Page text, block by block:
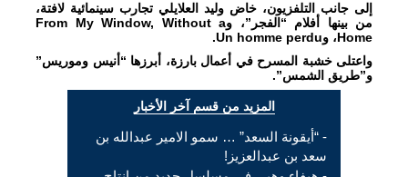
إلى جانب التلفزيون، خاض وليد العلايلي تجارب سينمائية لافتة،
من بينها أفلام “الفجر”، وFrom My Window, Without a
Home، وUn homme perdu.
واعتلى خشبة المسرح في أعمال بارزة، أبرزها “أنيس وموريس”
و”طريق الشمس”.
المزيد من قسم آخر الأخبار
- “أيقونة السعد” … سمو الامير عبدالله بن
سعد بن عبدالعزيز!